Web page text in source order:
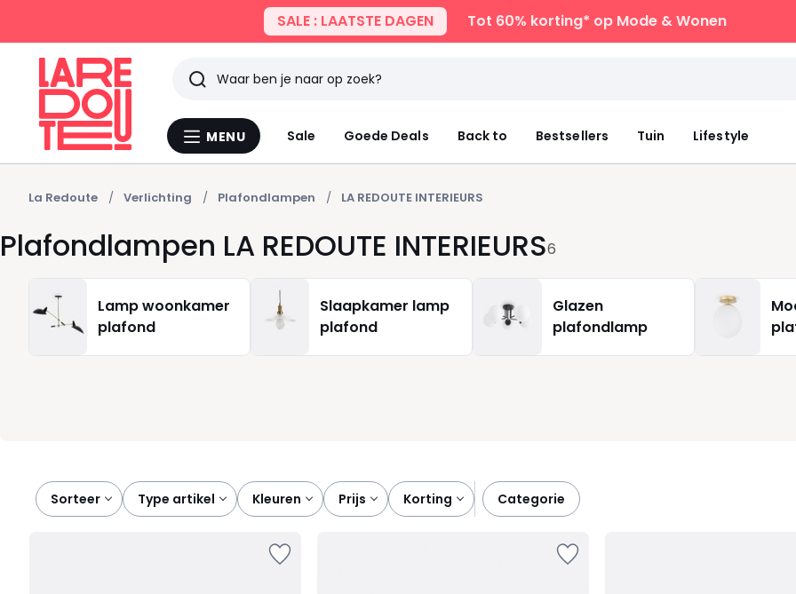
SALE : LAATSTE DAGEN Tot 60% korting* op Mode & Wonen
Menu
MENU Sale Goede Deals Back to Bestsellers Tuin Lifestyle
Zoeken
Laatst
bekeken
La Redoute Verlichting Plafondlampen LA REDOUTE INTERIEURS
Plafondlampen LA REDOUTE INTERIEURS6
Lamp woonkamer
plafond
Slaapkamer lamp
plafond
Glazen
plafondlamp
Sorteer
type artikel kleuren prijs korting categorie